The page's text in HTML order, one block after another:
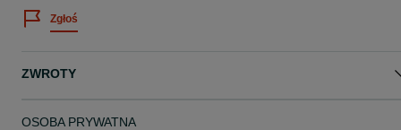
Zgłoś
ZWROTY
OSOBA PRYWATNA